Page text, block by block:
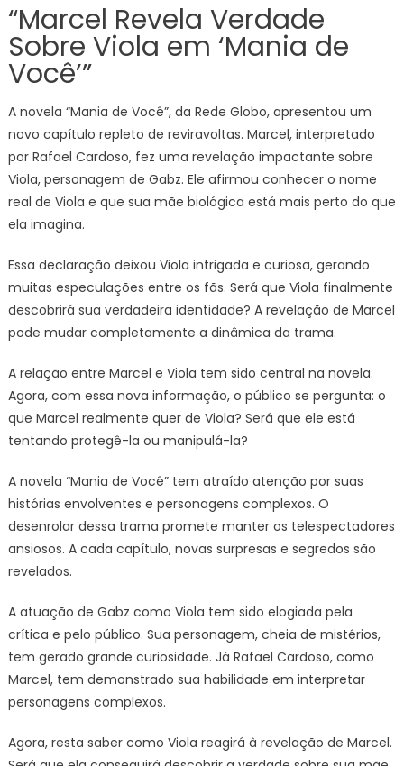
“Marcel Revela Verdade
Sobre Viola em ‘Mania de
Você’”
A novela “Mania de Você”, da Rede Globo, apresentou um
novo capítulo repleto de reviravoltas. Marcel, interpretado
por Rafael Cardoso, fez uma revelação impactante sobre
Viola, personagem de Gabz. Ele afirmou conhecer o nome
real de Viola e que sua mãe biológica está mais perto do que
ela imagina.
Essa declaração deixou Viola intrigada e curiosa, gerando
muitas especulações entre os fãs. Será que Viola finalmente
descobrirá sua verdadeira identidade? A revelação de Marcel
pode mudar completamente a dinâmica da trama.
A relação entre Marcel e Viola tem sido central na novela.
Agora, com essa nova informação, o público se pergunta: o
que Marcel realmente quer de Viola? Será que ele está
tentando protegê-la ou manipulá-la?
A novela “Mania de Você” tem atraído atenção por suas
histórias envolventes e personagens complexos. O
desenrolar dessa trama promete manter os telespectadores
ansiosos. A cada capítulo, novas surpresas e segredos são
revelados.
A atuação de Gabz como Viola tem sido elogiada pela
crítica e pelo público. Sua personagem, cheia de mistérios,
tem gerado grande curiosidade. Já Rafael Cardoso, como
Marcel, tem demonstrado sua habilidade em interpretar
personagens complexos.
Agora, resta saber como Viola reagirá à revelação de Marcel.